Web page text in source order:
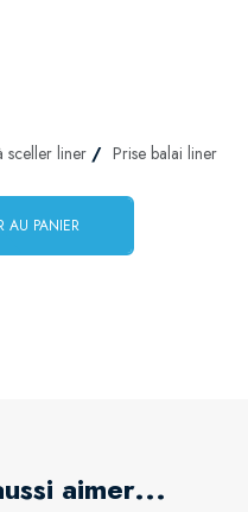
sceller liner / Prise balai liner
AU PANIER
aimer...